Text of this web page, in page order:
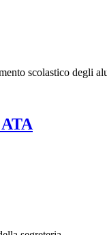
scolastico degli